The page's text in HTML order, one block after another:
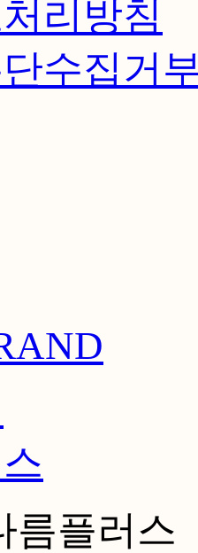
리방침
수집거
름플러